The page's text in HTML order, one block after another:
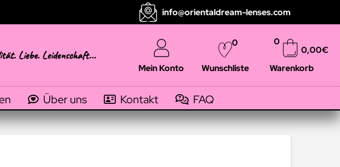
info@orientaldream-lenses.com
Liebe. Leidenschaft...
Mein Konto Wunschliste
0
Warenkorb
0,00€
0
Über uns Kontakt FAQ